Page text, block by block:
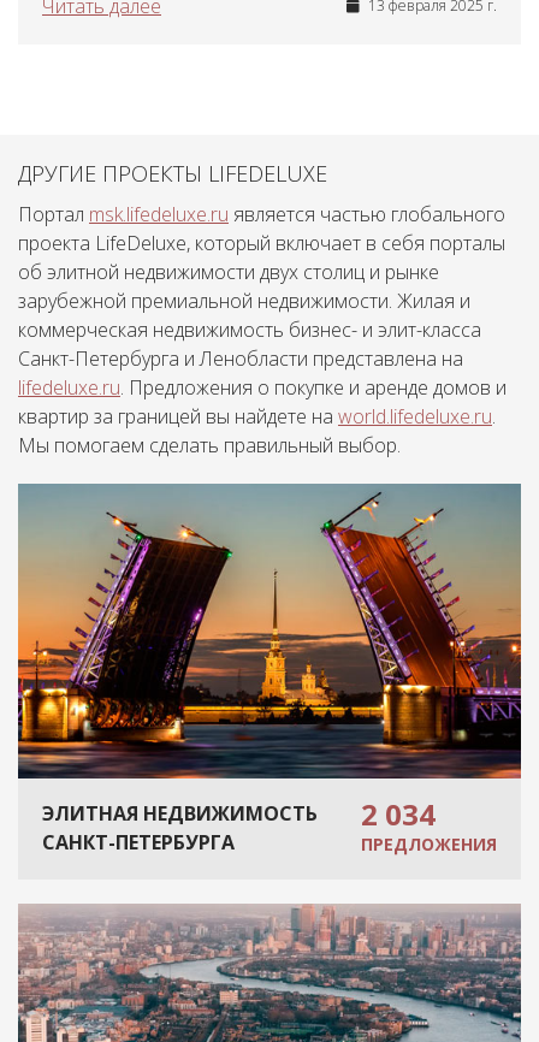
Читать далее 13 февраля 2025 г.
ДРУГИЕ ПРОЕКТЫ LIFEDELUXE
Портал msk.lifedeluxe.ru является частью глобального
проекта LifeDeluxe, который включает в себя порталы
об элитной недвижимости двух столиц и рынке
зарубежной премиальной недвижимости. Жилая и
коммерческая недвижимость бизнес- и элит-класса
Санкт-Петербурга и Ленобласти представлена на
lifedeluxe.ru. Предложения о покупке и аренде домов и
квартир за границей вы найдете на world.lifedeluxe.ru.
Мы помогаем сделать правильный выбор.
ЭЛИТНАЯ НЕДВИЖИМОСТЬ
САНКТ-ПЕТЕРБУРГА
2 034
ПРЕДЛОЖЕНИЯ